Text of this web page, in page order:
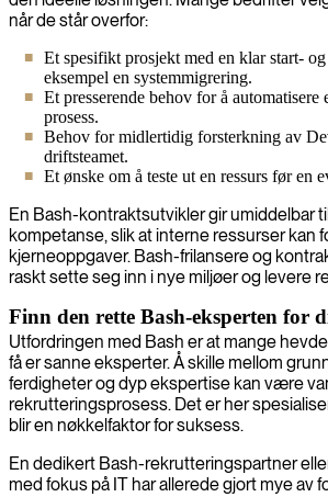
når de står overfor:
Et spesifikt prosjekt med en klar start-
eksempel en systemmigrering.
Et presserende behov for å automatisere
prosess.
Behov for midlertidig forsterkning av
driftsteamet.
Et ønske om å teste ut en ressurs før en
En Bash-kontraktsutvikler gir umiddelbar
kompetanse, slik at interne ressurser kan
kjerneoppgaver. Bash-frilansere og
raskt sette seg inn i nye miljøer og levere
Finn den rette Bash-eksperten for
Utfordringen med Bash er at mange
få er sanne eksperter. Å skille mellom
ferdigheter og dyp ekspertise kan være
rekrutteringsprosess. Det er her
blir en nøkkelfaktor for suksess.
En dedikert Bash-rekrutteringspartner
med fokus på IT har allerede gjort mye av